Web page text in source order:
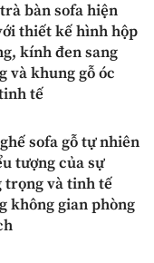
bàn sofa hiện
thiết kế hình hộp
kính đen sang
và khung gỗ óc
tế
sofa gỗ tự nhiên
tượng của sự
trọng và tinh tế
không gian phòng